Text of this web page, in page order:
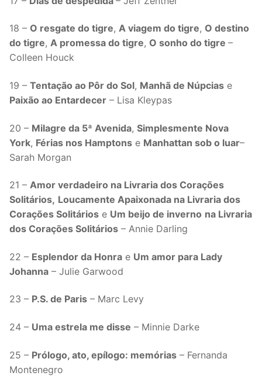
18 – O resgate do tigre, A viagem do tigre, O destino
do tigre, A promessa do tigre, O sonho do tigre –
Colleen Houck
19 – Tentação ao Pôr do Sol, Manhã de Núpcias e
Paixão ao Entardecer – Lisa Kleypas
20 – Milagre da 5ª Avenida, Simplesmente Nova
York, Férias nos Hamptons e Manhattan sob o luar–
Sarah Morgan
21 – Amor verdadeiro na Livraria dos Corações
Solitários, Loucamente Apaixonada na Livraria dos
Corações Solitários e Um beijo de inverno na Livraria
dos Corações Solitários – Annie Darling
22 – Esplendor da Honra e Um amor para Lady
Johanna – Julie Garwood
23 – P.S. de Paris – Marc Levy
24 – Uma estrela me disse – Minnie Darke
25 – Prólogo, ato, epílogo: memórias – Fernanda
Montenegro